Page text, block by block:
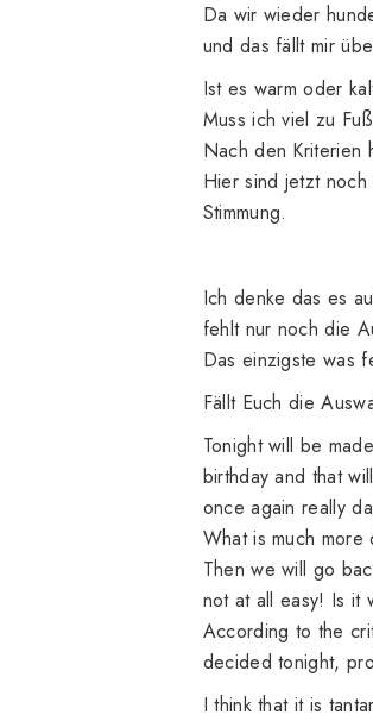
Da wir wieder
und das fällt mir
Ist es warm oder
Muss ich viel zu
Nach den Kriterien
Hier sind jetzt
Stimmung.
Ich denke das es
fehlt nur noch die
Das einzigste was
Fällt Euch die
Tonight will be made
birthday and that
once again really
What is much more
Then we will go
not at all easy! Is it
According to the
decided tonight,
I think that it is